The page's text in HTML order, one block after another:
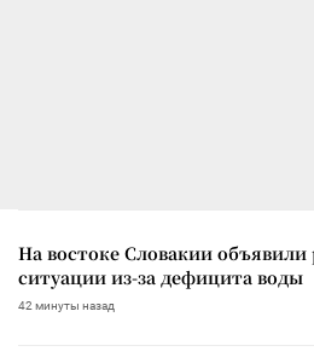
На востоке Словакии
ситуации из-за дефицита воды
42 минуты назад